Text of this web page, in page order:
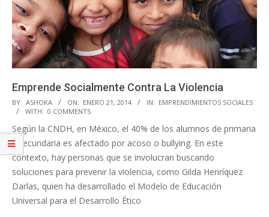
Emprende Socialmente Contra La Violencia
2014-
01-
21
BY: ASHOKA ON: ENERO 21, 2014 IN: EMPRENDIMIENTOS SOCIALES
WITH: 0 COMMENTS
Según la CNDH, en México, el 40% de los alumnos de primaria
y secundaria es afectado por acoso o bullying. En este
contexto, hay personas que se involucran buscando
soluciones para prevenir la violencia, como Gilda Henríquez
Darlas, quien ha desarrollado el Modelo de Educación
Universal para el Desarrollo Ético